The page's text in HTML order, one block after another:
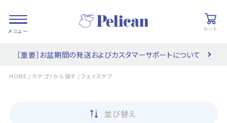
カート
［重要］お盆期間の発送およびカスタマーサポートについて
HOME / カテゴリから探す / フェイスケア
並び替え